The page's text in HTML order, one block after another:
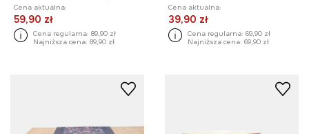
Cena aktualna:
59,90 zł
Cena regularna: 89,90 zł
Najniższa cena: 89,90 zł
Cena aktualna:
39,90 zł
Cena regularna: 69,90 zł
Najniższa cena: 69,90 zł